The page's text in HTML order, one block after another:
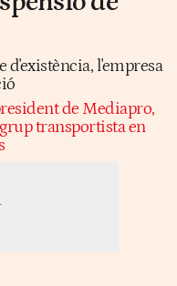
d'existència, l'empresa
de Mediapro,
transportista en